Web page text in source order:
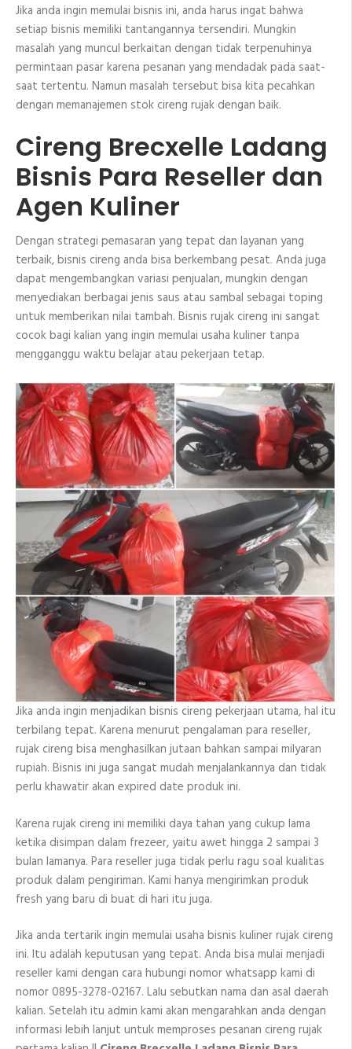
Jika anda ingin memulai bisnis ini, anda harus ingat bahwa
setiap bisnis memiliki tantangannya tersendiri. Mungkin
masalah yang muncul berkaitan dengan tidak terpenuhinya
permintaan pasar karena pesanan yang mendadak pada saat-
saat tertentu. Namun masalah tersebut bisa kita pecahkan
dengan memanajemen stok cireng rujak dengan baik.
Cireng Brecxelle Ladang
Bisnis Para Reseller dan
Agen Kuliner
Dengan strategi pemasaran yang tepat dan layanan yang
terbaik, bisnis cireng anda bisa berkembang pesat. Anda juga
dapat mengembangkan variasi penjualan, mungkin dengan
menyediakan berbagai jenis saus atau sambal sebagai toping
untuk memberikan nilai tambah. Bisnis rujak cireng ini sangat
cocok bagi kalian yang ingin memulai usaha kuliner tanpa
mengganggu waktu belajar atau pekerjaan tetap.
Jika anda ingin menjadikan bisnis cireng pekerjaan utama, hal itu
terbilang tepat. Karena menurut pengalaman para reseller,
rujak cireng bisa menghasilkan jutaan bahkan sampai milyaran
rupiah. Bisnis ini juga sangat mudah menjalankannya dan tidak
perlu khawatir akan expired date produk ini.
Karena rujak cireng ini memiliki daya tahan yang cukup lama
ketika disimpan dalam frezeer, yaitu awet hingga 2 sampai 3
bulan lamanya. Para reseller juga tidak perlu ragu soal kualitas
produk dalam pengiriman. Kami hanya mengirimkan produk
fresh yang baru di buat di hari itu juga.
Jika anda tertarik ingin memulai usaha bisnis kuliner rujak cireng
ini. Itu adalah keputusan yang tepat. Anda bisa mulai menjadi
reseller kami dengan cara hubungi nomor whatsapp kami di
nomor 0895-3278-02167. Lalu sebutkan nama dan asal daerah
kalian. Setelah itu admin kami akan mengarahkan anda dengan
informasi lebih lanjut untuk memproses pesanan cireng rujak